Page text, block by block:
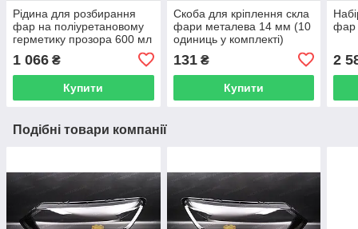
Рідина для розбирання
фар на поліуретановому
герметику прозора 600 мл
1 066 ₴
Купити
Скоба для кріплення скла
фари металева 14 мм (10
одиниць у комплекті)
131₴
Купити
фар
2
Подібні товари компанії